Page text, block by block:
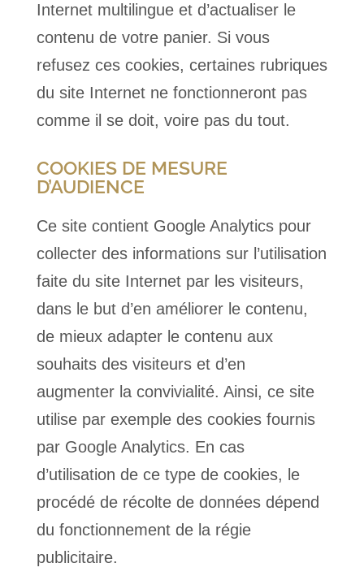
Internet multilingue et d’actualiser le
contenu de votre panier. Si vous
refusez ces cookies, certaines rubriques
du site Internet ne fonctionneront pas
comme il se doit, voire pas du tout.
COOKIES DE MESURE
D’AUDIENCE
Ce site contient Google Analytics pour
collecter des informations sur l’utilisation
faite du site Internet par les visiteurs,
dans le but d’en améliorer le contenu,
de mieux adapter le contenu aux
souhaits des visiteurs et d’en
augmenter la convivialité. Ainsi, ce site
utilise par exemple des cookies fournis
par Google Analytics. En cas
d’utilisation de ce type de cookies, le
procédé de récolte de données dépend
du fonctionnement de la régie
publicitaire.